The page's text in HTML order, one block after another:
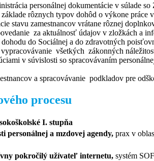
personálnej dokumentácie v súlade
rôznych typov dohôd o výkone práce
stavu zamestnancov vrátane rôznej
za aktuálnosť údajov v zložkách a
do Sociálnej a do zdravotných
všetkých zákonných
v súvislosti so spracovávaním
a spracovávanie podkladov pre
procesu
I. stupňa
personálnej a mzdovej agendy, prax v
pokročilý užívateľ internetu, systém